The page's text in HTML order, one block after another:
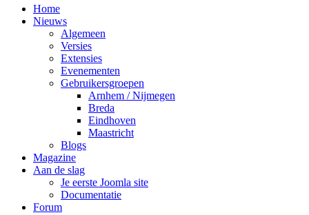
Home
Nieuws
Algemeen
Versies
Extensies
Evenementen
Gebruikersgroepen
Arnhem / Nijmegen
Breda
Eindhoven
Maastricht
Blogs
Magazine
Aan de slag
Je eerste Joomla site
Documentatie
Forum